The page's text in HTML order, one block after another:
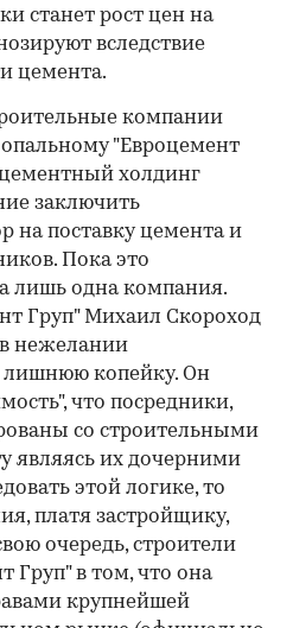
станет рост цен на
вследствие
цемента.
компании
"Евроцемент
холдинг
заключить
на поставку цемента и
Пока это
лишь одна компания.
Груп" Михаил Скороход
нежелании
лишнюю копейку. Он
что посредники,
со строительными
являясь их дочерними
этой логике, то
платя застройщику,
очередь, строители
Груп" в том, что она
крупнейшей